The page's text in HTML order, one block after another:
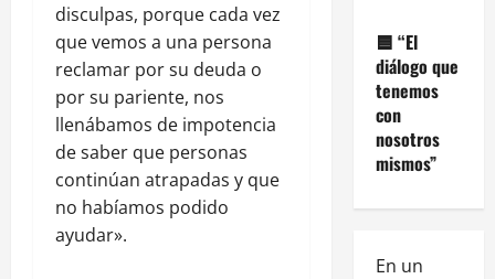
disculpas, porque cada vez
que vemos a una persona
reclamar por su deuda o
por su pariente, nos
llenábamos de impotencia
de saber que personas
continúan atrapadas y que
no habíamos podido
ayudar».
🟦 “El
diálogo que
tenemos
con
nosotros
mismos”
En un